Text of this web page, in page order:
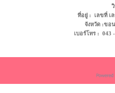
ที่อยู่ : เลขที่ เ
จังหวัด :ข
เบอร์โทร :